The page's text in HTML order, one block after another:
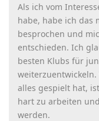
Als ich vom
habe, habe ich das
besprochen und
entschieden. Ich
besten Klubs für
alles gespielt hat,
hart zu arbeiten
werden.